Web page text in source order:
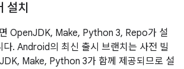
설치
OpenJDK, Make, Python 3, Repo가 설
다. Android의 최신 출시 브랜치는 사전 빌
Make, Python 3가 함께 제공되므로 설